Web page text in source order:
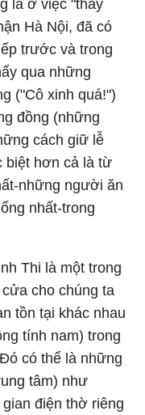
là ở việc "thầy
Hà Nội, đã có
trước và trong
qua những
("Cô xinh quá!")
đồng (những
cách giữ lễ
biệt hơn cả là từ
những người ăn
nhất-trong
Thi là một trong
cho chúng ta
tồn tại khác nhau
tính nam) trong
có thể là những
tâm) như
điện thờ riêng